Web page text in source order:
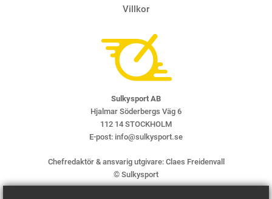
Villkor
Sulkysport AB
Hjalmar Söderbergs Väg 6
112 14 STOCKHOLM
E-post: info@sulkysport.se
Chefredaktör & ansvarig utgivare: Claes Freidenvall
© Sulkysport